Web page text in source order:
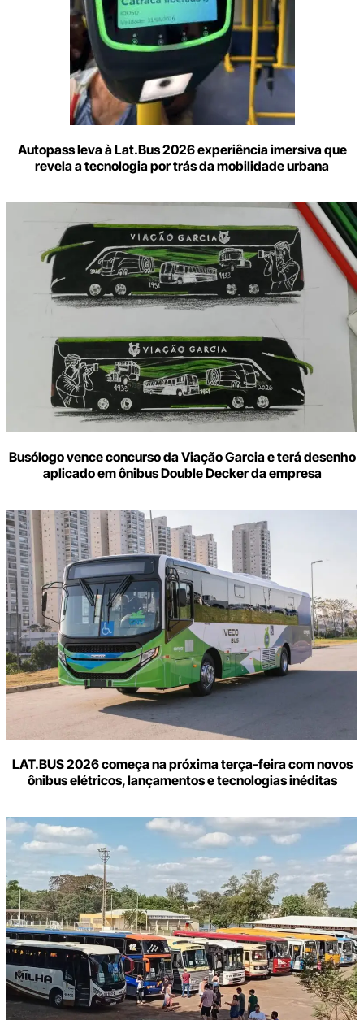
Autopass leva à Lat.Bus 2026 experiência imersiva que
revela a tecnologia por trás da mobilidade urbana
Busólogo vence concurso da Viação Garcia e terá desenho
aplicado em ônibus Double Decker da empresa
LAT.BUS 2026 começa na próxima terça-feira com novos
ônibus elétricos, lançamentos e tecnologias inéditas